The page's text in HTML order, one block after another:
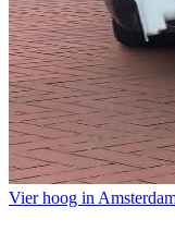
Vier hoog in